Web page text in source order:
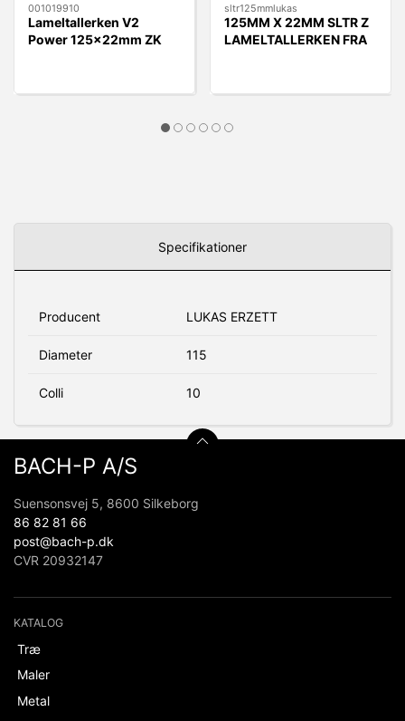
001019910
Lameltallerken V2
Power 125x22mm ZK
sltr125mmlukas
125MM X 22MM SLTR Z
LAMELTALLERKEN FRA
Specifikationer
Producent LUKAS ERZETT
Diameter 115
Colli 10
BACH-P A/S
Suensonsvej 5, 8600 Silkeborg
86 82 81 66
post@bach-p.dk
CVR 20932147
KATALOG
Træ
Maler
Metal